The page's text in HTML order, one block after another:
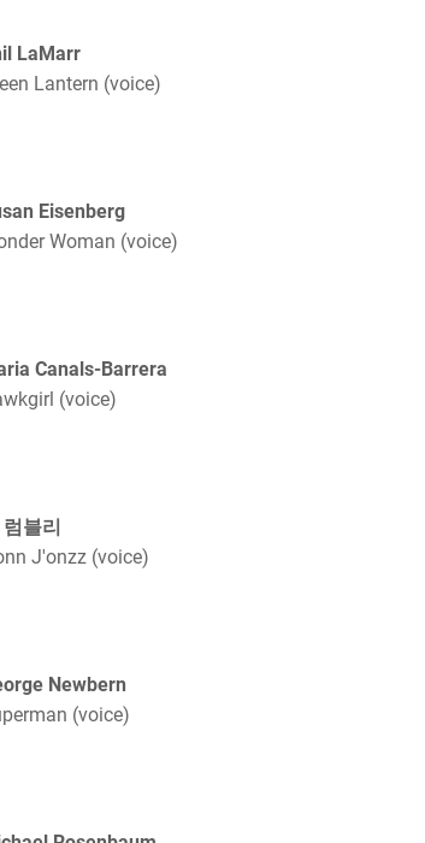
LaMarr
Lantern (voice)
Eisenberg
Woman (voice)
Canals-Barrera
(voice)
럼블리
J'onzz (voice)
Newbern
(voice)